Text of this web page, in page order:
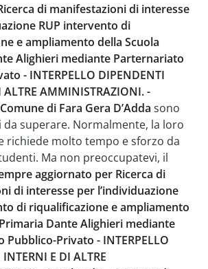
di manifestazioni di interesse
RUP intervento di
e ampliamento della Scuola
Alighieri mediante Parternariato
- INTERPELLO DIPENDENTI
ALTRE AMMINISTRAZIONI. -
di Fara Gera D’Adda sono
superare. Normalmente, la loro
richiede molto tempo e sforzo da
Ma non preoccupatevi, il
aggiornato per Ricerca di
di interesse per l’individuazione
di riqualificazione e ampliamento
Dante Alighieri mediante
Privato - INTERPELLO
E DI ALTRE